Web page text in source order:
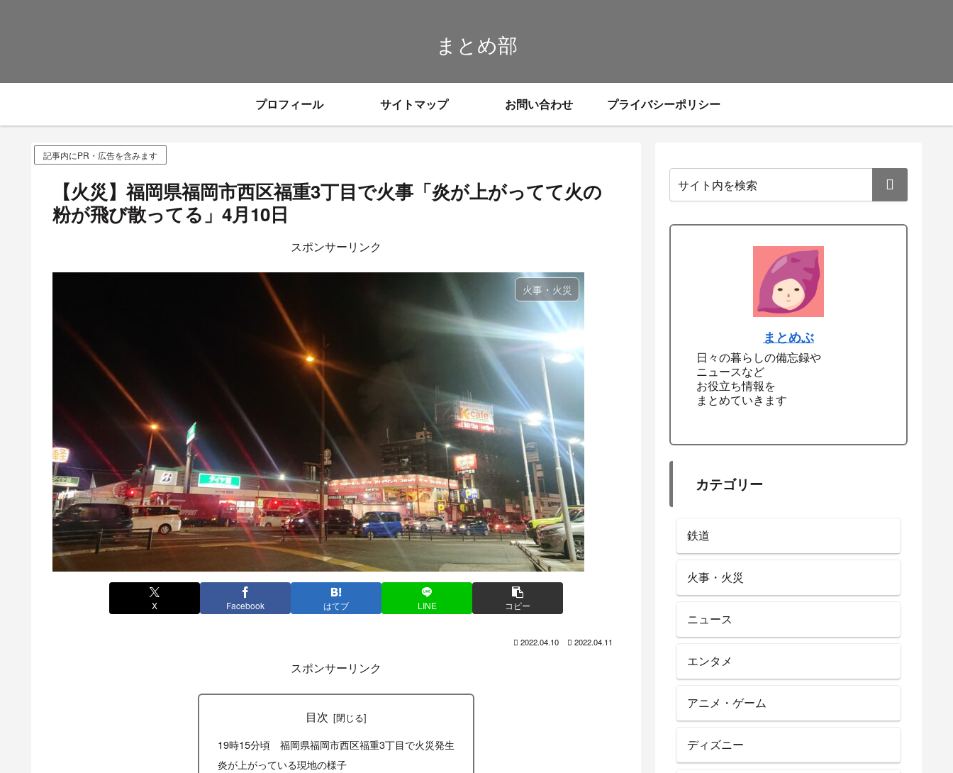
まとめ部
プロフィール サイトマップ お問い合わせ プライバシーポリシー
記事内にPR・広告を含みます
【火災】福岡県福岡市西区福重3丁目で火事「炎が上がってて火の
粉が飛び散ってる」4月10日
スポンサーリンク
火事・火災
X Facebook はてブ LINE コピー
2022.04.10 2022.04.11
スポンサーリンク
目次
19時15分頃 福岡県福岡市西区福重3丁目で火災発生
炎が上がっている現地の様子
まとめぶ
日々の暮らしの備忘録や
ニュースなど
お役立ち情報を
まとめていきます
カテゴリー
鉄道
火事・火災
ニュース
エンタメ
アニメ・ゲーム
ディズニー